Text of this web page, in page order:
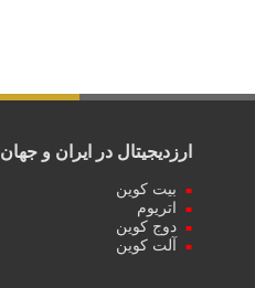
ارزدیجیتال در ایران و جهان
بیت کوین
اتریوم
دوج کوین
آلت کوین